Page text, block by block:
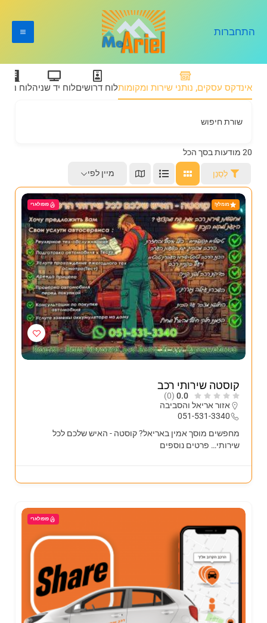
התחברות
אינדקס עסקים, נותני שירות ומקומותלוח דרושיםלוח יד שניהלוח
שורת חיפוש
20 מודעות בסך הכל
לְסַנֵן מיין לפי
מומלץ! פופולארי
קוסטה שירותי רכב
0.0
(0)
אזור אריאל והסביבה
051-531-3340
מחפשים מוסך אמין באריאל? קוסטה - האיש שלכם לכל
שירותי… פרטים נוספים
פופולארי